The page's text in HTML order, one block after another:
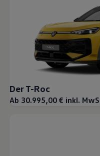
Der T-Roc
Ab 30.995,00 € inkl.